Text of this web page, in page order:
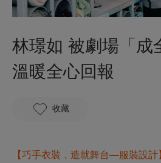
林璟如 被劇場「成
溫暖全心回報
收藏
【巧手衣裝，造就舞台—服裝設